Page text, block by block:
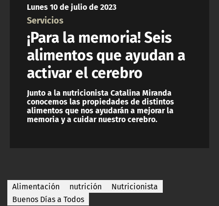
Lunes 10 de julio de 2023
Servicios
¡Para la memoria! Seis
alimentos que ayudan a
activar el cerebro
Junto a la nutricionista Catalina Miranda
conocemos las propiedades de distintos
alimentos que nos ayudarán a mejorar la
memoria y a cuidar nuestro cerebro.
Alimentación nutrición
Nutricionista
Buenos Días a Todos